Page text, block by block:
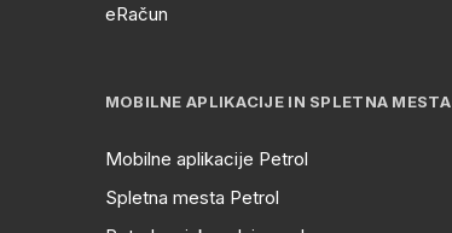
eRačun
MOBILNE APLIKACIJE IN SPLETNA MESTA
Mobilne aplikacije Petrol
Spletna mesta Petrol